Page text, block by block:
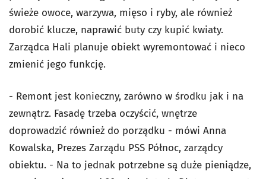
świeże owoce, warzywa, mięso i ryby, ale również
dorobić klucze, naprawić buty czy kupić kwiaty.
Zarządca Hali planuje obiekt wyremontować i nieco
zmienić jego funkcję.
- Remont jest konieczny, zarówno w środku jak i na
zewnątrz. Fasadę trzeba oczyścić, wnętrze
doprowadzić również do porządku - mówi Anna
Kowalska, Prezes Zarządu PSS Północ, zarządcy
obiektu. - Na to jednak potrzebne są duże pieniądze,